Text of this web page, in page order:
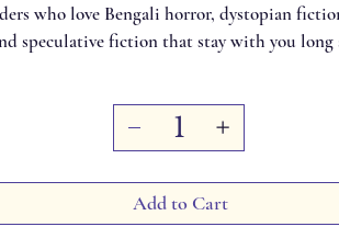
who love Bengali horror, dystopian
speculative fiction that stay with you long
Add to Cart